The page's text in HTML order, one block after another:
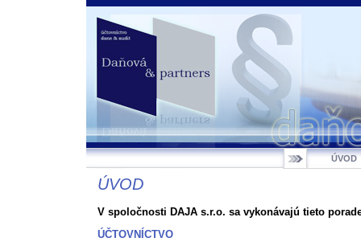
ÚVOD
ÚVOD
V spoločnosti DAJA s.r.o. sa vykonávajú tieto
ÚČTOVNÍCTVO